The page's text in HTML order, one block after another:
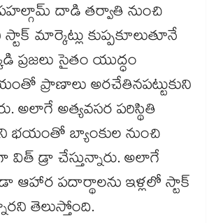
దాడి తర్వాతి నుంచి
మార్కెట్లు కుప్పకూలుతూనే
ప్రజలు సైతం యుద్ధం
ప్రాణాలు అరచేతినపట్టుకుని
అలాగే అత్యవసర పరిస్థితి
భయంతో బ్యాంకుల నుంచి
విత్ డ్రా చేస్తున్నారు. అలాగే
ఆహార పదార్థాలను ఇళ్లలో స్టాక్
తెలుస్తోంది.